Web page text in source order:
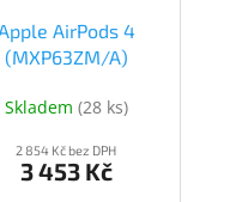
AirPods 4
(MXP63ZM/A)
Skladem (28 ks)
2 854 Kč bez DPH
3 453 Kč